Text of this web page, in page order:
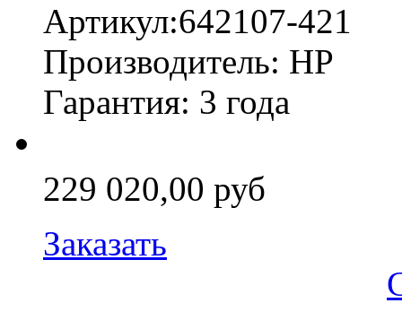
Артикул:642107-421
Производитель: HP
Гарантия: 3 года
229 020,00 руб
Заказать